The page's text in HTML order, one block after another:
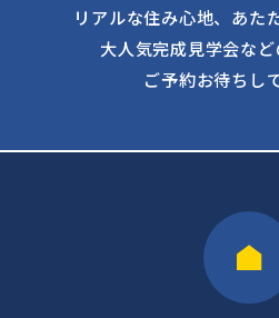
リアルな住み心地、あた
大人気完成見学会な
ご予約お待ちし